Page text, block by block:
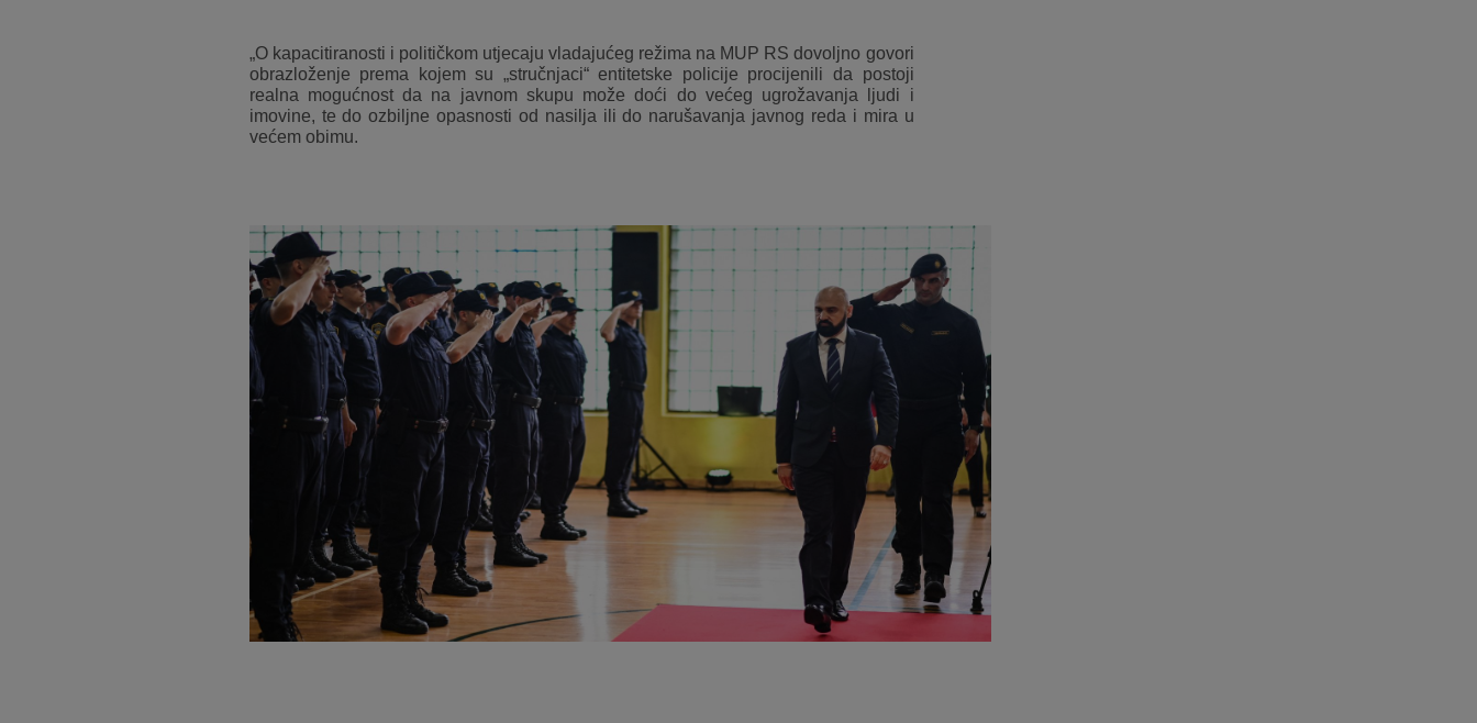
„O kapacitiranosti i političkom utjecaju vladajućeg režima na MUP RS dovoljno govori
obrazloženje prema kojem su „stručnjaci“ entitetske policije procijenili da postoji
realna mogućnost da na javnom skupu može doći do većeg ugrožavanja ljudi i
imovine, te do ozbiljne opasnosti od nasilja ili do narušavanja javnog reda i mira u
većem obimu.